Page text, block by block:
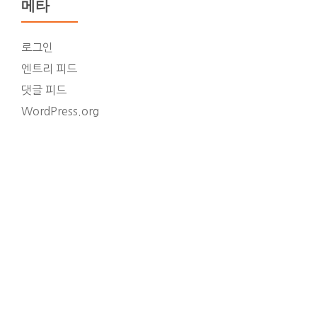
메타
로그인
엔트리 피드
댓글 피드
WordPress.org